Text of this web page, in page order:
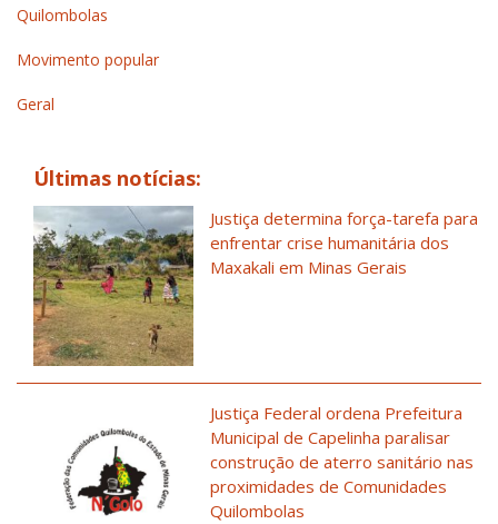
Quilombolas
Movimento popular
Geral
Últimas notícias:
Justiça determina força-tarefa para
enfrentar crise humanitária dos
Maxakali em Minas Gerais
Justiça Federal ordena Prefeitura
Municipal de Capelinha paralisar
construção de aterro sanitário nas
proximidades de Comunidades
Quilombolas